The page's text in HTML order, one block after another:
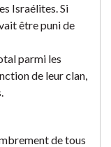
Israélites. Si
être puni de
parmi les
de leur clan,
de tous